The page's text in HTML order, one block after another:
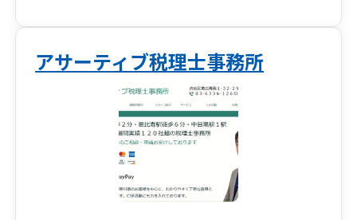
アサーティブ税理士事務所